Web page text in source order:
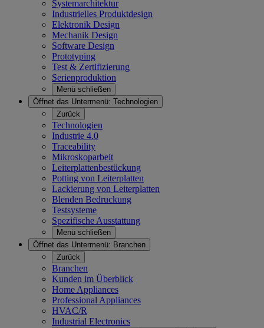
Systemarchitektur
Industrielles Produktdesign
Elektronik Design
Mechanik Design
Software Design
Prototyping
Test & Zertifizierung
Serienproduktion
Menü schließen
Öffnet das Untermenü: Technologien
Zurück
Technologien
Industrie 4.0
Traceability
Mikroskoparbeit
Leiterplattenbestückung
Potting von Leiterplatten
Lackierung von Leiterplatten
Blenden Bedruckung
Testsysteme
Spezifische Ausstattung
Menü schließen
Öffnet das Untermenü: Branchen
Zurück
Branchen
Kunden im Überblick
Home Appliances
Professional Appliances
HVAC/R
Industrial Electronics